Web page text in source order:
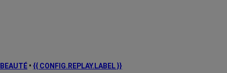
BEAUTÉ • {{ CONFIG.REPLAY.LABEL }}